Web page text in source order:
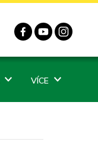
VÍCE